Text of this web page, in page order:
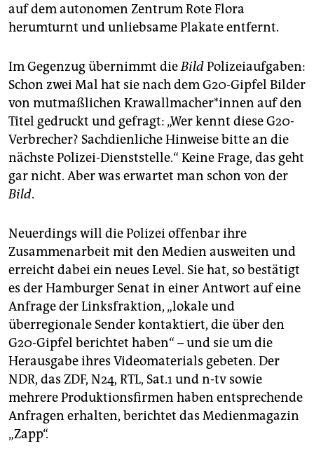
epaper login
auf dem autonomen Zentrum Rote Flora
herumturnt und unliebsame Plakate entfernt.
Im Gegenzug übernimmt dieBildPolizeiaufgaben:
Schon zwei Mal hat sie nach dem G20-Gipfel Bilder
von mutmaßlichen Krawallmacher*innen auf den
Titel gedruckt und gefragt: „Wer kennt diese G20-
Verbrecher? Sachdienliche Hinweise bitte an die
nächste Polizei-Dienststelle.“ Keine Frage, das geht
gar nicht. Aber was erwartet man schon von der
Bild.
Neuerdings will die Polizei offenbar ihre
Zusammenarbeit mit den Medien ausweiten und
erreicht dabei ein neues Level. Sie hat, so bestätigt
es der Hamburger Senat in einer Antwort auf eine
Anfrage der Linksfraktion, „lokale und
überregionale Sender kontaktiert, die über den
G20-Gipfel berichtet haben“ – und sie um die
Herausgabe ihres Videomaterials gebeten. Der
NDR, das ZDF, N24, RTL, Sat.1 und n-tv sowie
mehrere Produktionsfirmen haben entsprechende
Anfragen erhalten, berichtet das Medienmagazin
„Zapp“.